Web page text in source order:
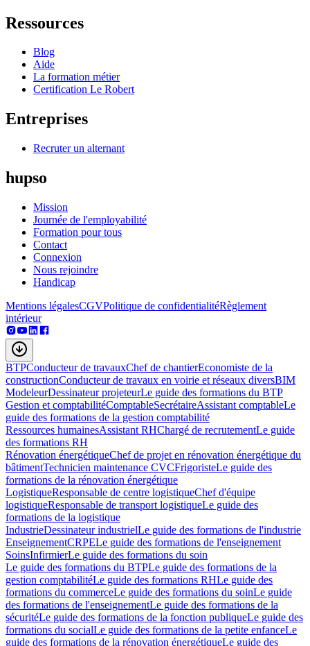
Ressources
Blog
Aide
La formation métier
Certification Le Robert
Entreprises
Recruter un alternant
hupso
Mission
Journée de l'employabilité
Formation pour tous
Contact
Connexion
Nous rejoindre
Handicap
Mentions légalesCGVPolitique de confidentialitéRèglement
intérieur
BTPConducteur de travauxChef de chantierEconomiste de la
constructionConducteur de travaux en voirie et réseaux diversBIM
ModeleurDessinateur projeteurLe guide des formations du BTP
Gestion et comptabilitéComptableSecrétaireAssistant comptableLe
guide des formations de la gestion comptabilité
Ressources humainesAssistant RHChargé de recrutementLe guide
des formations RH
Rénovation énergétiqueChef de projet en rénovation énergétique du
bâtimentTechnicien maintenance CVCFrigoristeLe guide des
formations de la rénovation énergétique
LogistiqueResponsable de centre logistiqueChef d'équipe
logistiqueResponsable de transport logistiqueLe guide des
formations de la logistique
IndustrieDessinateur industrielLe guide des formations de l'industrie
EnseignementCRPELe guide des formations de l'enseignement
SoinsInfirmierLe guide des formations du soin
Le guide des formations du BTPLe guide des formations de la
gestion comptabilitéLe guide des formations RHLe guide des
formations du commerceLe guide des formations du soinLe guide
des formations de l'enseignementLe guide des formations de la
sécuritéLe guide des formations de la fonction publiqueLe guide des
formations du socialLe guide des formations de la petite enfanceLe
guide des formations de la rénovation énergétiqueLe guide des